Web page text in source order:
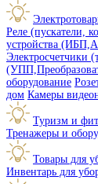
Реле (пускатели,
устройства
Электросчетчики
оборудование
дом Камеры
Туризм и
Тренажеры и
Товары для
Инвентарь для